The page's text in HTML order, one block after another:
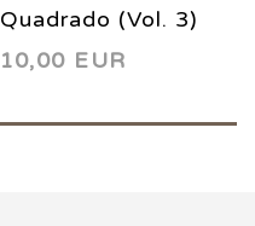
Quadrado (Vol. 3)
6 2004
10,00 EUR